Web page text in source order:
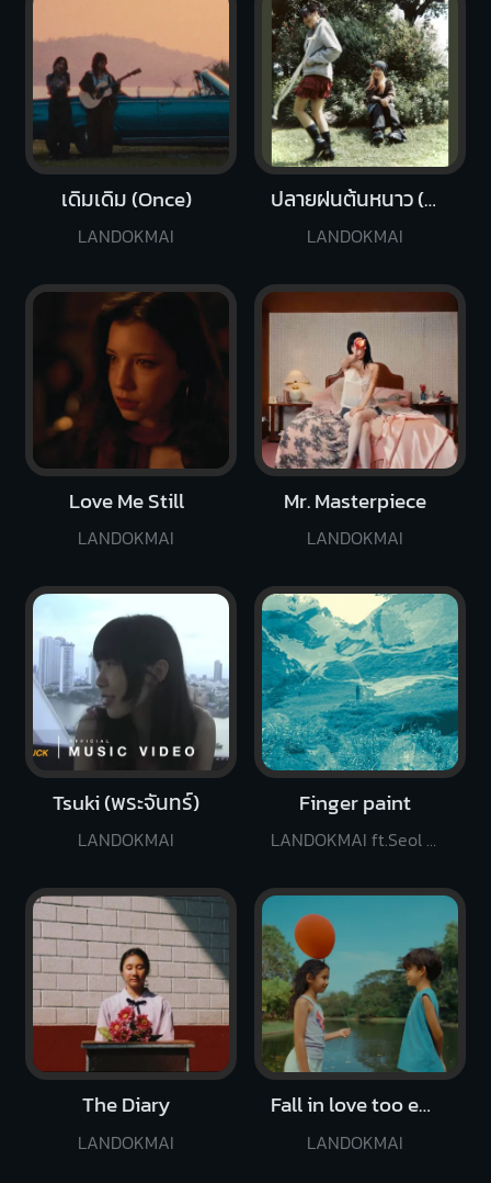
เดิมเดิม (Once)
LANDOKMAI
ปลายฝนต้นหนาว (Winter Breeze)
LANDOKMAI
Love Me Still
LANDOKMAI
Mr. Masterpiece
LANDOKMAI
Tsuki (พระจันทร์)
LANDOKMAI
Finger paint
LANDOKMAI ft.Seol Hoseung of SURL
The Diary
LANDOKMAI
Fall in love too easily
LANDOKMAI